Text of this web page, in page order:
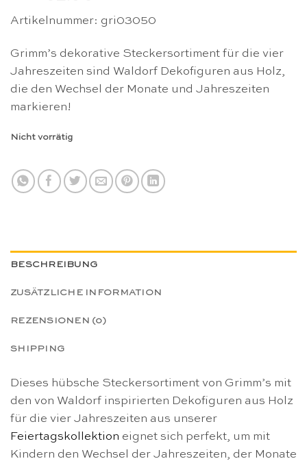
Artikelnummer: gri03050
Grimm’s dekorative Steckersortiment für die vier
Jahreszeiten sind Waldorf Dekofiguren aus Holz,
die den Wechsel der Monate und Jahreszeiten
markieren!
Nicht vorrätig
BESCHREIBUNG
ZUSÄTZLICHE INFORMATION
REZENSIONEN (0)
SHIPPING
Dieses hübsche Steckersortiment von Grimm’s mit
den von Waldorf inspirierten Dekofiguren aus Holz
für die vier Jahreszeiten aus unserer
Feiertagskollektion eignet sich perfekt, um mit
Kindern den Wechsel der Jahreszeiten, der Monate